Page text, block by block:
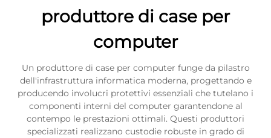
produttore di case per
computer
Un produttore di case per computer funge da pilastro
dell'infrastruttura informatica moderna, progettando e
producendo involucri protettivi essenziali che tutelano i
componenti interni del computer garantendone al
contempo le prestazioni ottimali. Questi produttori
specializzati realizzano custodie robuste in grado di